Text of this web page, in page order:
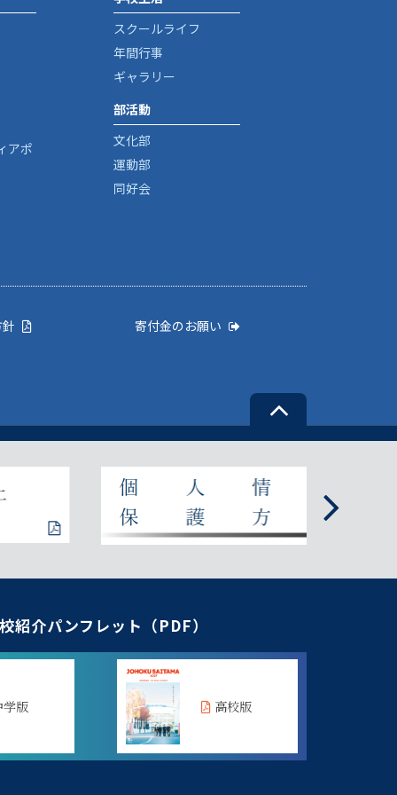
アポ
スクールライフ
年間行事
ギャラリー
部活動
文化部
運動部
同好会
寄付金のお願い
紹介パンフレット（PDF）
版 高校版